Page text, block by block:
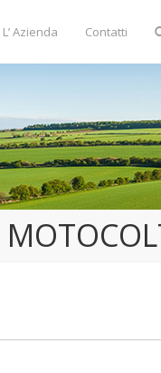
L’ Azienda Contatti